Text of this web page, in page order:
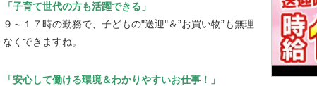
「子育て世代の方も活躍できる」
９～１７時の勤務で、子どもの"送迎"＆”お買い物”も無理
なくできますね。
「安心して働ける環境＆わかりやすいお仕事！」